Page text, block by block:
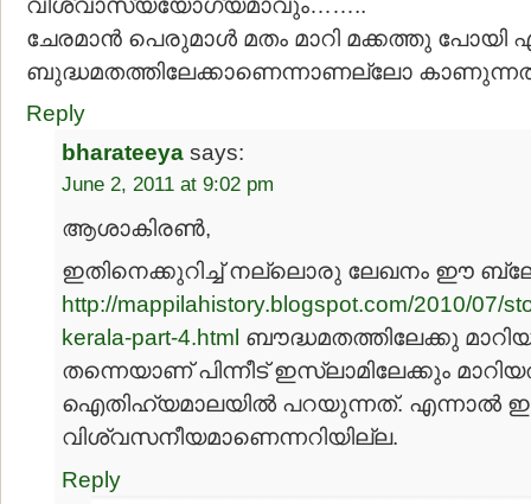
ചേരമാന്‍ പെരുമാള്‍ മതം മാറി മക്കത്തു പോയി
ബുദ്ധമതത്തിലേക്കാണെന്നാണല്ലോ
Reply
bharateeya says:
June 2, 2011 at 9:02 pm
ആശാകിരണ്‍,
ഇതിനെക്കുറിച്ച് നല്ലൊരു ലേഖനം ഈ
http://mappilahistory.blogspot.com/2010/07/
kerala-part-4.html ബൗദ്ധമതത്തിലേക്കു
തന്നെയാണ് പിന്നീട് ഇസ്ലാമിലേക്കും
ഐതിഹ്യമാലയില്‍ പറയുന്നത്. എന്നാല്‍
വിശ്വസനീയമാണെന്നറിയില്ല.
Reply